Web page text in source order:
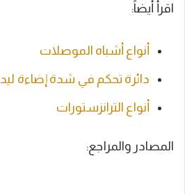
اقرأ أيضاً:
أنواع أشباه الموصلات
دائرة تحكم في شدة إضاءة ليد LED
أنواع الترانزستورات
المصادر والمراجع: